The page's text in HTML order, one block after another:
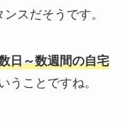
スだそうです。
日～数週間の自宅
うことですね。